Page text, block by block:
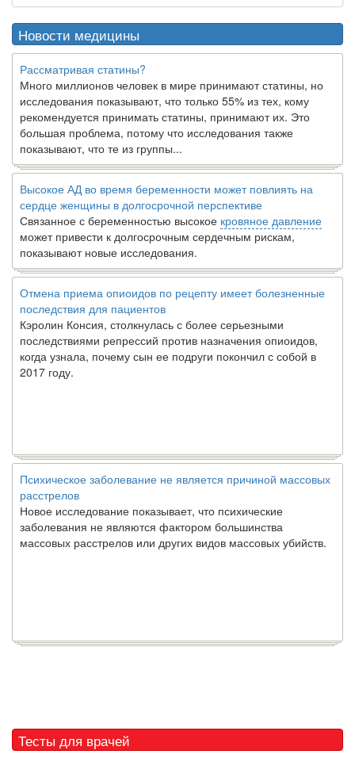
Новости медицины
Рассматривая статины?
Много миллионов человек в мире принимают статины, но
исследования показывают, что только 55% из тех, кому
рекомендуется принимать статины, принимают их. Это
большая проблема, потому что исследования также
показывают, что те из группы...
Высокое АД во время беременности может повлиять на
сердце женщины в долгосрочной перспективе
Связанное с беременностью высокое кровяное давление
может привести к долгосрочным сердечным рискам,
показывают новые исследования.
Отмена приема опиоидов по рецепту имеет болезненные
последствия для пациентов
Кэролин Консия, столкнулась с более серьезными
последствиями репрессий против назначения опиоидов,
когда узнала, почему сын ее подруги покончил с собой в
2017 году.
Психическое заболевание не является причиной массовых
расстрелов
Новое исследование показывает, что психические
заболевания не являются фактором большинства
массовых расстрелов или других видов массовых убийств.
Тесты для врачей